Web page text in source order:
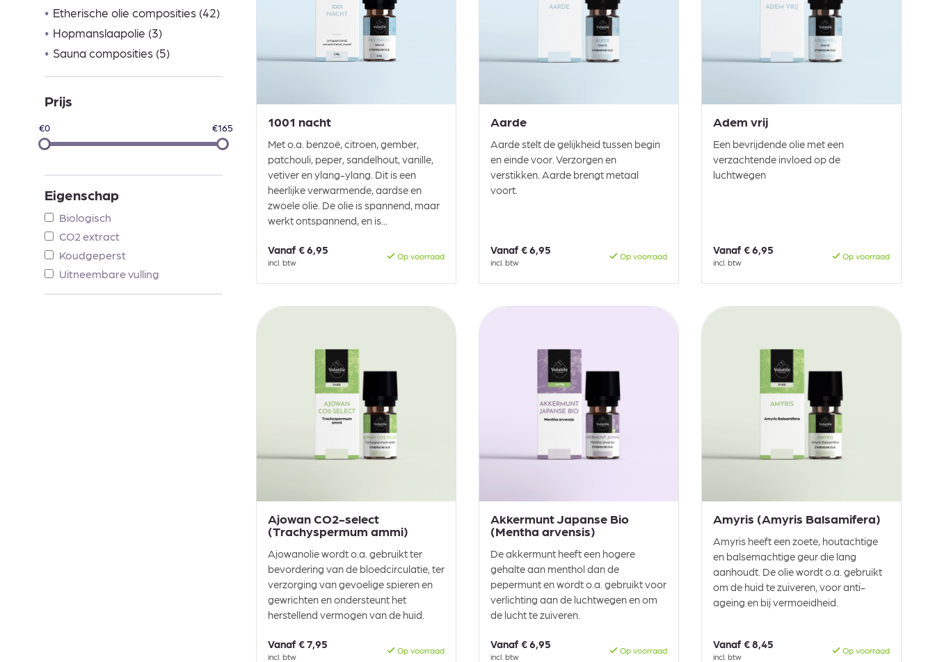
• Etherische olie composities (42)
• Hopmanslaapolie (3)
• Sauna composities (5)
Prijs
€0 €165
Eigenschap
Biologisch
CO2 extract
Koudgeperst
Uitneembare vulling
1001 nacht
Met o.a. benzoë, citroen, gember,
patchouli, peper, sandelhout, vanille,
vetiver en ylang-ylang. Dit is een
heerlijke verwarmende, aardse en
zwoele olie. De olie is spannend, maar
werkt ontspannend, en is...
Vanaf € 6,95
incl. btw
Op voorraad
Aarde
Aarde stelt de gelijkheid tussen begin
en einde voor. Verzorgen en
verstikken. Aarde brengt metaal
voort.
Vanaf € 6,95
incl. btw
Op voorraad
Adem vrij
Een bevrijdende olie met een
verzachtende invloed op de
luchtwegen
Vanaf € 6,95
incl. btw
Op voorraad
Ajowan CO2-select
(Trachyspermum ammi)
Ajowanolie wordt o.a. gebruikt ter
bevordering van de bloedcirculatie, ter
verzorging van gevoelige spieren en
gewrichten en ondersteunt het
herstellend vermogen van de huid.
Vanaf € 7,95
incl. btw
Op voorraad
Akkermunt Japanse Bio
(Mentha arvensis)
De akkermunt heeft een hogere
gehalte aan menthol dan de
pepermunt en wordt o.a. gebruikt voor
verlichting aan de luchtwegen en om
de lucht te zuiveren.
Vanaf € 6,95
incl. btw
Op voorraad
Amyris (Amyris Balsamifera)
Amyris heeft een zoete, houtachtige
en balsemachtige geur die lang
aanhoudt. De olie wordt o.a. gebruikt
om de huid te zuiveren, voor anti-
ageing en bij vermoeidheid.
Vanaf € 8,45
incl. btw
Op voorraad